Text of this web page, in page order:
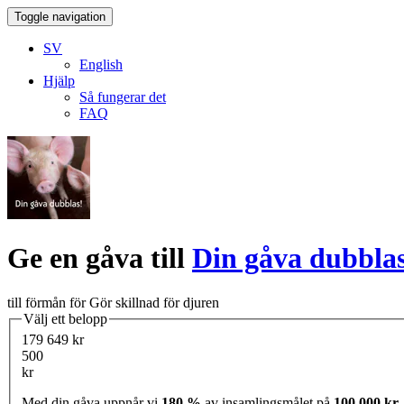
Toggle navigation
SV
English
Hjälp
Så fungerar det
FAQ
Ge en gåva till Din gåva
till förmån för Gör skillnad för djuren
Välj ett belopp
179 649 kr
500
kr